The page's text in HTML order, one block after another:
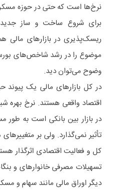
نرخ‌ها است که حتی در حوزه
برای شروع ساخت و ساز
ریسک‌پذیری در بازارهای مالی
موضوع را در رشد شاخص‌های
وضوح می‌توان دید.
در کل بازارهای مالی یک پیوند
اقتصاد واقعی هستند. نرخ بهره
در بازار بین بانکی است به طور
تأثیر نمی‌گذارد. ولی بر
کل و فعالیت اقتصادی اثرگذار
تسهیلات مصرفی خانوارهای و
دیگر اوراق مالی مانند سهام و